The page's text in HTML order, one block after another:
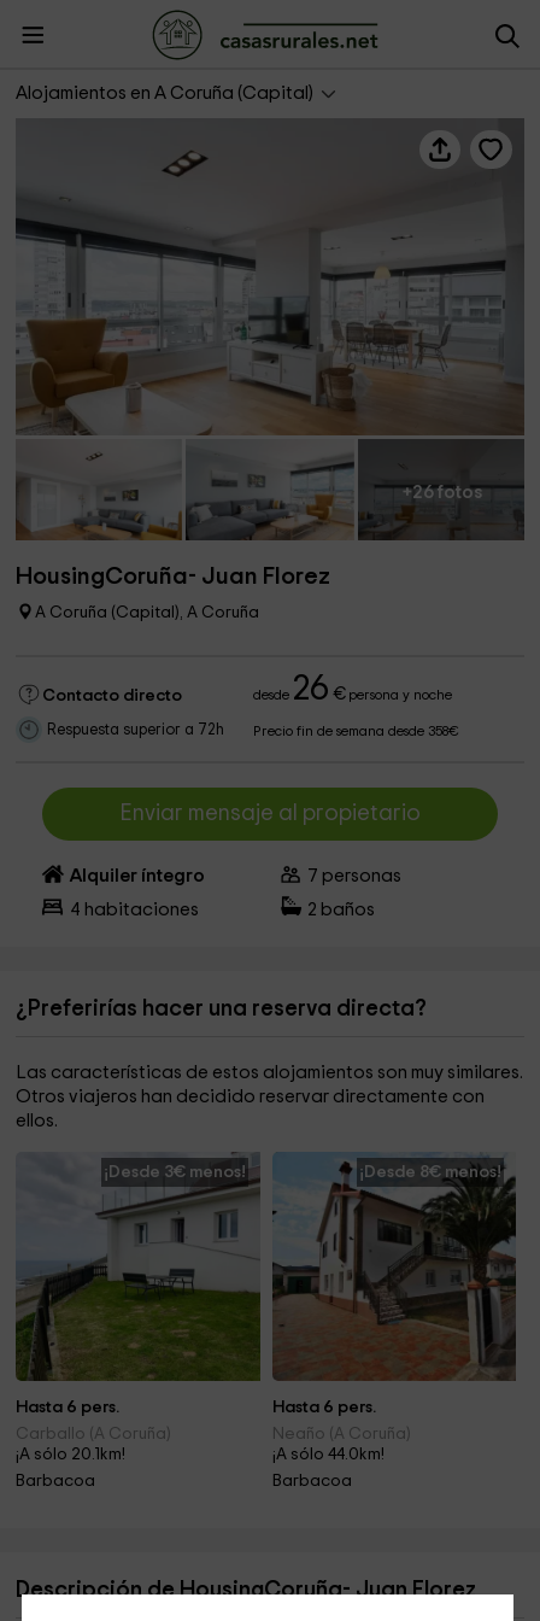
Alojamientos en A Coruña (Capital)
HousingCoruña- Juan Florez
+26 fotos
HousingCoruña- Juan Florez
A Coruña (Capital), A Coruña
Contacto directo desde 26 €persona y noche
Respuesta superior a 72h Precio fin de semana desde 358€
Enviar mensaje al propietario
Alquiler íntegro 7 personas
4 habitaciones 2 baños
¿Preferirías hacer una reserva directa?
Las características de estos alojamientos son muy similares.
Otros viajeros han decidido reservar directamente con
ellos.
¡Desde 3€ menos!
Hasta 6 pers.
Carballo (A Coruña)
¡A sólo 20.1km!
Barbacoa
¡Desde 8€ menos!
Hasta 6 pers.
Neaño (A Coruña)
¡A sólo 44.0km!
Barbacoa
Descripción de HousingCoruña- Juan Florez